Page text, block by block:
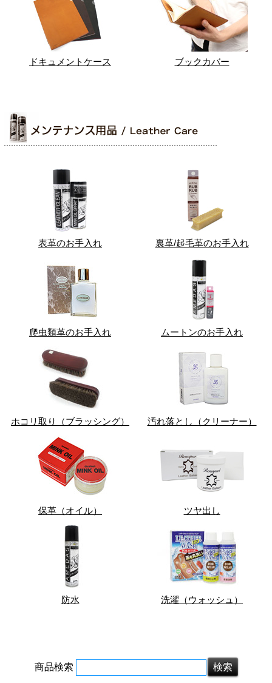
ドキュメントケース ブックカバー
表革のお手入れ 裏革/起毛革のお手入れ
爬虫類革のお手入れ ムートンのお手入れ
ホコリ取り（ブラッシング） 汚れ落とし（クリーナー）
保革（オイル） ツヤ出し
防水 洗濯（ウォッシュ）
商品検索